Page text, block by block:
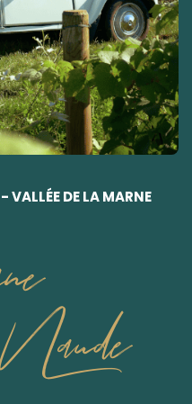
VALLÉE DE LA MARNE